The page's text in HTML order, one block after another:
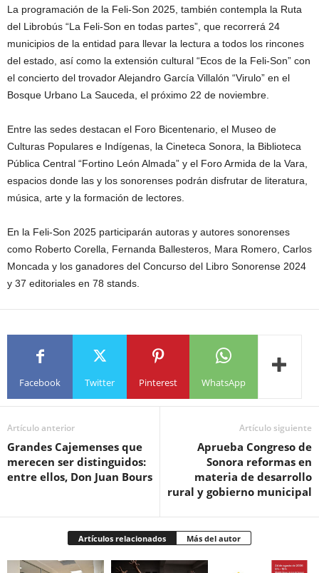
La programación de la Feli-Son 2025, también contempla la Ruta
del Librobús “La Feli-Son en todas partes”, que recorrerá 24
municipios de la entidad para llevar la lectura a todos los rincones
del estado, así como la extensión cultural “Ecos de la Feli-Son” con
el concierto del trovador Alejandro García Villalón “Virulo” en el
Bosque Urbano La Sauceda, el próximo 22 de noviembre.
Entre las sedes destacan el Foro Bicentenario, el Museo de
Culturas Populares e Indígenas, la Cineteca Sonora, la Biblioteca
Pública Central “Fortino León Almada” y el Foro Armida de la Vara,
espacios donde las y los sonorenses podrán disfrutar de literatura,
música, arte y la formación de lectores.
En la Feli-Son 2025 participarán autoras y autores sonorenses
como Roberto Corella, Fernanda Ballesteros, Mara Romero, Carlos
Moncada y los ganadores del Concurso del Libro Sonorense 2024
y 37 editoriales en 78 stands.
Facebook Twitter Pinterest WhatsApp
Artículo anterior
Grandes Cajemenses que
merecen ser distinguidos:
entre ellos, Don Juan Bours
Artículo siguiente
Aprueba Congreso de
Sonora reformas en
materia de desarrollo
rural y gobierno municipal
Artículos relacionados Más del autor